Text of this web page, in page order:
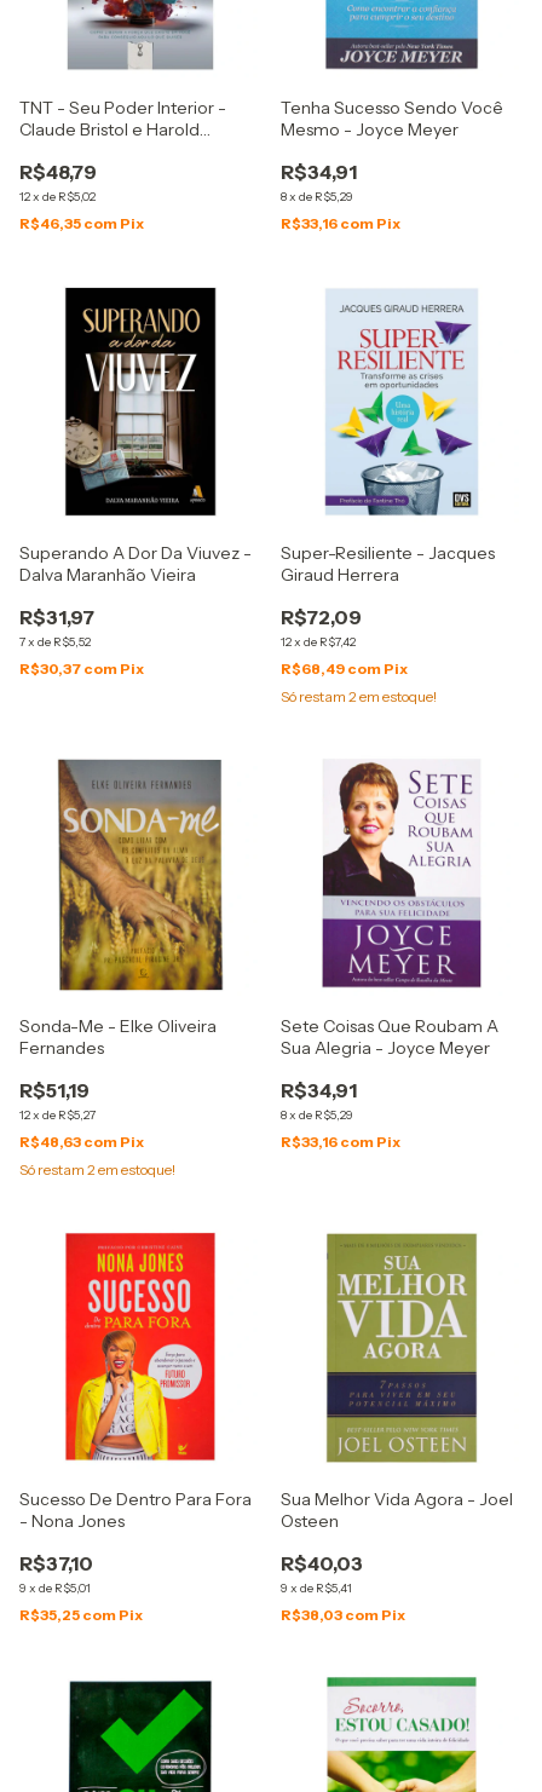
TNT - Seu Poder Interior -
Claude Bristol e Harold
R$48,79
12x de R$5,02
R$46,35 com Pix
Tenha Sucesso Sendo Você
Mesmo - Joyce Meyer
R$34,91
8x de R$5,29
R$33,16 com Pix
Superando A Dor Da Viuvez -
Dalva Maranhão Vieira
R$31,97
7x de R$5,52
R$30,37 com Pix
Super-Resiliente - Jacques
Giraud Herrera
R$72,09
12x de R$7,42
R$68,49 com Pix
Só restam 2em estoque!
Sonda-Me - Elke Oliveira
Fernandes
R$51,19
12x de R$5,27
R$48,63 com Pix
Só restam 2em estoque!
Sete Coisas Que Roubam A
Sua Alegria - Joyce Meyer
R$34,91
8x de R$5,29
R$33,16 com Pix
Sucesso De Dentro Para Fora
- Nona Jones
R$37,10
9 x de R$5,01
R$35,25 com Pix
Sua Melhor Vida Agora - Joel
Osteen
R$40,03
9 x de R$5,41
R$38,03 com Pix